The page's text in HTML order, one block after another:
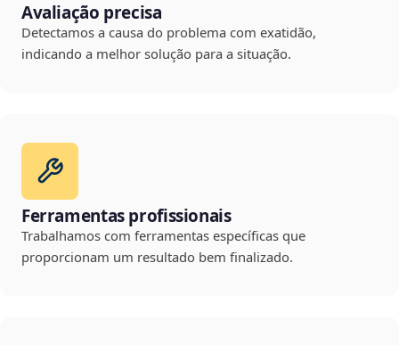
Avaliação precisa
Detectamos a causa do problema com exatidão,
indicando a melhor solução para a situação.
Ferramentas profissionais
Trabalhamos com ferramentas específicas que
proporcionam um resultado bem finalizado.